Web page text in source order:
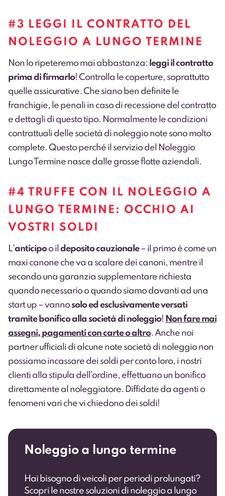
#3 LEGGI IL CONTRATTO DEL
NOLEGGIO A LUNGO TERMINE
Non lo ripeteremo mai abbastanza: leggi il contratto
prima di firmarlo! Controlla le coperture, soprattutto
quelle assicurative. Che siano ben definite le
franchigie, le penali in caso di recessione del contratto
e dettagli di questo tipo. Normalmente le condizioni
contrattuali delle società di noleggio note sono molto
complete. Questo perché il servizio del Noleggio
Lungo Termine nasce dalle grosse flotte aziendali.
#4 TRUFFE CON IL NOLEGGIO A
LUNGO TERMINE: OCCHIO AI
VOSTRI SOLDI
L’anticipoo il deposito cauzionale– il primo è come un
maxi canone che va a scalare dei canoni, mentre il
secondo una garanzia supplementare richiesta
quando necessario o quando siamo davanti ad una
start up – vannosolo ed esclusivamente versati
tramite bonifico alla società di noleggio! Non fare mai
assegni, pagamenti con carte o altro. Anche noi
partner ufficiali di alcune note società di noleggio non
possiamo incassare dei soldi per conto loro, i nostri
clienti alla stipula dell’ordine, effettuano un bonifico
direttamente al noleggiatore. Diffidate da agenti o
fenomeni vari che vi chiedono dei soldi!
Noleggio a lungo termine
Hai bisogno di veicoli per periodi prolungati?
Scopri le nostre soluzioni di noleggio a lungo